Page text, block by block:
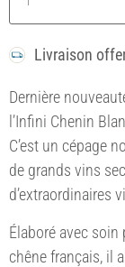
Livraison
Dernière
l’Infini Chenin
C’est un cépage
de grands vins
d’extraordinaires
Élaboré avec
chêne français, il